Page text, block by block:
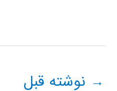
→ نوشته قبل